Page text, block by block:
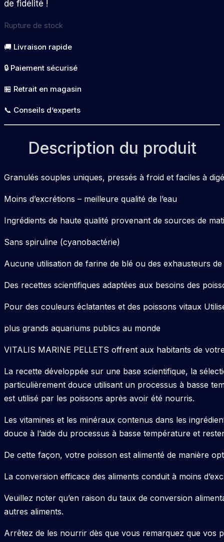
de fidélité !
Rupture de stock
🚚 Livraison rapide
🔒 Paiement sécurisé
🏪 Retrait en magasin
📞 Conseils d’experts
Description du produit
Granulés souples uniques, pressés à froid et faciles à
Moins d’excrétions – meilleure qualité de l’eau
Ingrédients de haute qualité provenant de sources de
Sans spiruline (cyanobactérie)
Aucune utilisation de farine de blé ou des exhausteurs
Des recettes scientifiques adaptées aux besoins des
Pour des couleurs éclatantes et des poissons vitaux
plus grands aquariums publics au monde
VITALIS MARINE PELLETS offrent aux habitants de
La recette développée sur une base scientifique, la
particulièrement douce utilisant un processus à basse
est utilisé par les poissons après avoir été nourris.
Les vitamines et les minéraux contenus dans les
douce à l’aide du processus à basse température et
De cette façon, votre poisson est alimenté de manière
La conversion efficace des aliments conduit à moins
Veuillez noter qu’en raison du taux de conversion
autres aliments.
Arrêtez de les nourrir dès que vous remarquez que vos